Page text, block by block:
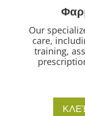
Our
care,
training,